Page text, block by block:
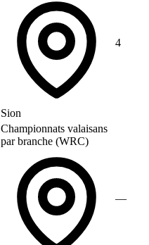
Sion
4
Championnats valaisans
par branche (WRC)
—